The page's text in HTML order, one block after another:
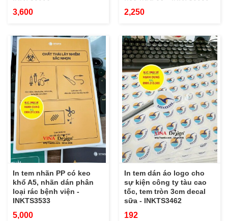
3,600 2,250
In tem nhãn PP có keo
khổ A5, nhãn dán phân
loại rác bệnh viện -
INKTS3533
5,000
In tem dán áo logo cho
sự kiện công ty tàu cao
tốc, tem tròn 3cm decal
sữa - INKTS3462
192